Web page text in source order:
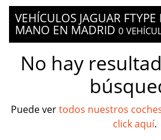
VEHÍCULOS JAGUAR
MANO EN MADRID 0
No hay
Puede vertodos nuestros
click aquí.